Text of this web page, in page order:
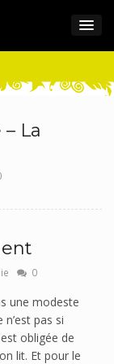
La
0
une modeste
pas si
obligée de
lit. Et pour le